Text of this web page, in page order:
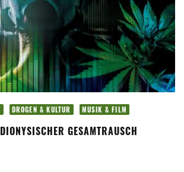
DROGEN & KULTUR MUSIK & FILM
GESAMTRAUSCH